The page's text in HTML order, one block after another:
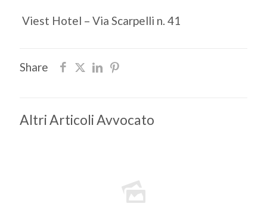
Viest Hotel – Via Scarpelli n. 41
Share
Altri Articoli Avvocato